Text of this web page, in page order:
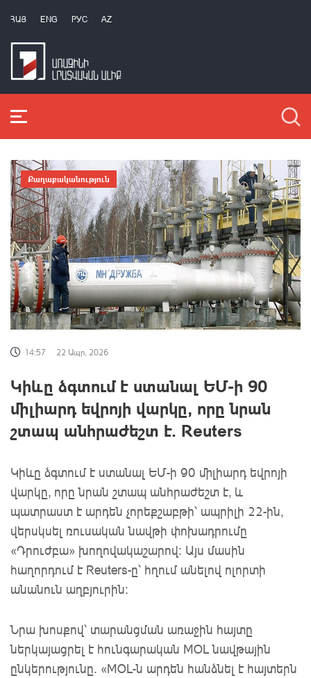
ՀԱՅ ENG РУС AZ
Քաղաքականություն
14:57 22 Ապր, 2026
Կիևը ձգտում է ստանալ ԵՄ-ի 90
միլիարդ եվրոյի վարկը, որը նրան
շտապ անհրաժեշտ է. Reuters
Կիևը ձգտում է ստանալ ԵՄ-ի 90 միլիարդ եվրոյի
վարկը, որը նրան շտապ անհրաժեշտ է, և
պատրաստ է արդեն չորեքշաբթի՝ ապրիլի 22-ին,
վերսկսել ռուսական նավթի փոխադրումը
«Դրուժբա» խողովակաշարով։ Այս մասին
հաղորդում է Reuters-ը՝ հղում անելով ոլորտի
անանուն աղբյուրին:
Նրա խոսքով՝ տարանցման առաջին հայտը
ներկայացրել է հունգարական MOL նավթային
ընկերությունը. «MOL-ն արդեն հանձնել է հայտերն